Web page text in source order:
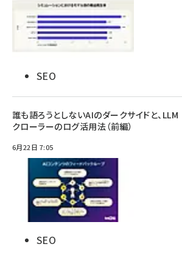
SEO
誰も語ろうとしないAIのダークサイドと、LLM
クローラーのログ活用法（前編）
6月22日 7:05
SEO